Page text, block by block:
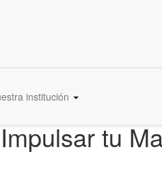
institución
tu